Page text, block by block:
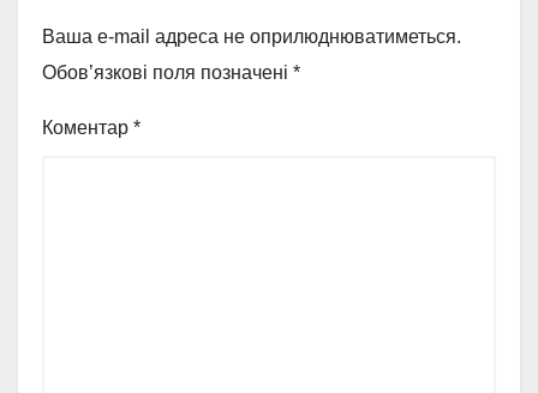
Ваша e-mail адреса не оприлюднюватиметься.
Обов’язкові поля позначені *
Коментар *